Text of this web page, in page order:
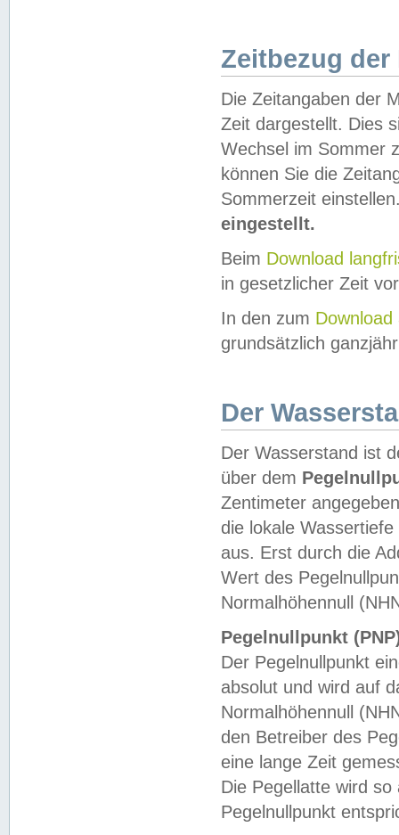
Zeitbezug der
Die Zeitangaben der
Zeit dargestellt. Dies
Wechsel im Sommer
können Sie die
Sommerzeit
eingestellt.
Beim Download
in gesetzlicher Zeit
In den zum Download
grundsätzlich
Der
Der Wasserstand ist
über dem
Zentimeter
die lokale
aus. Erst durch die
Wert des
Normalhöhennull
Pegelnullpunkt
Der Pegelnullpunkt
absolut und wird auf
Normalhöhennull
den Betreiber des
eine lange Zeit
Die Pegellatte wird
Pegelnullpunkt